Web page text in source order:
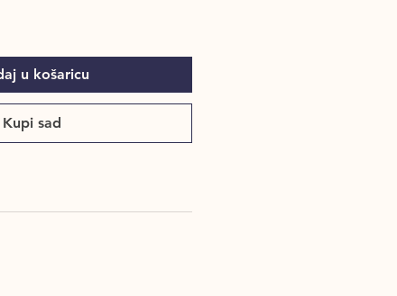
u košaricu
Kupi sad